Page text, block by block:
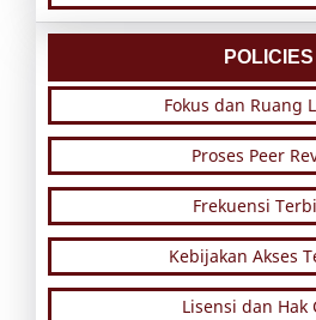
POLICIES
Fokus dan Ruang
Proses Peer
Frekuensi
Kebijakan Akses
Lisensi dan Hak